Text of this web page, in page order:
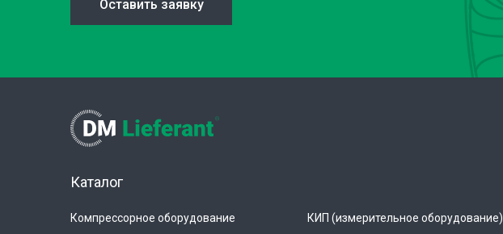
Оставить заявку
Каталог
Компрессорное оборудование
КИП (измерительное оборудование)